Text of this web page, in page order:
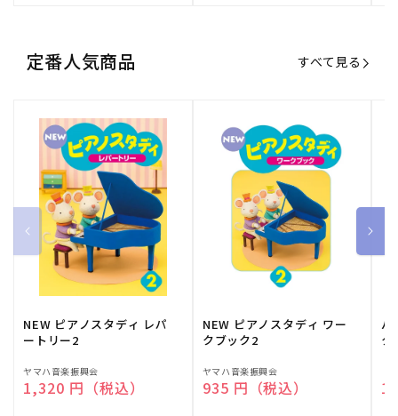
定番人気商品 すべて見る
NEW ピアノスタディ レパ
ートリー2
販
売
ヤマハ音楽振興会
通常価格
1,320 円（税込）
NEW ピアノスタディ ワー
クブック2
販
売
ヤマハ音楽振興会
通常価格
935 円（税込）
バ
ク
売